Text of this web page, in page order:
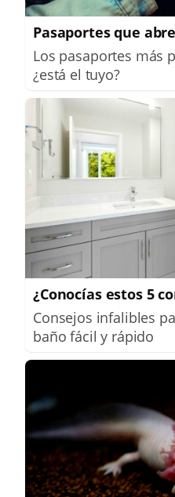
Pasaportes que
Los pasaportes más
¿está el tuyo?
¿Conocías estos 5
Consejos infalibles
baño fácil y rápido